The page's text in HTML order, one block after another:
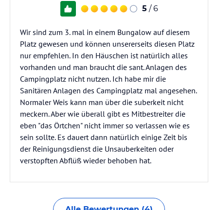
5 / 6
Wir sind zum 3. mal in einem Bungalow auf diesem
Platz gewesen und können unsererseits diesen Platz
nur empfehlen. In den Häuschen ist natürlich alles
vorhanden und man braucht die sant. Anlagen des
Campingplatz nicht nutzen. Ich habe mir die
Sanitären Anlagen des Campingplatz mal angesehen.
Normaler Weis kann man über die suberkeit nicht
meckern. Aber wie überall gibt es Mitbestreiter die
eben "das Örtchen" nicht immer so verlassen wie es
sein sollte. Es dauert dann natürlich einige Zeit bis
der Reinigungsdienst die Unsauberkeiten oder
verstopften Abflüß wieder behoben hat.